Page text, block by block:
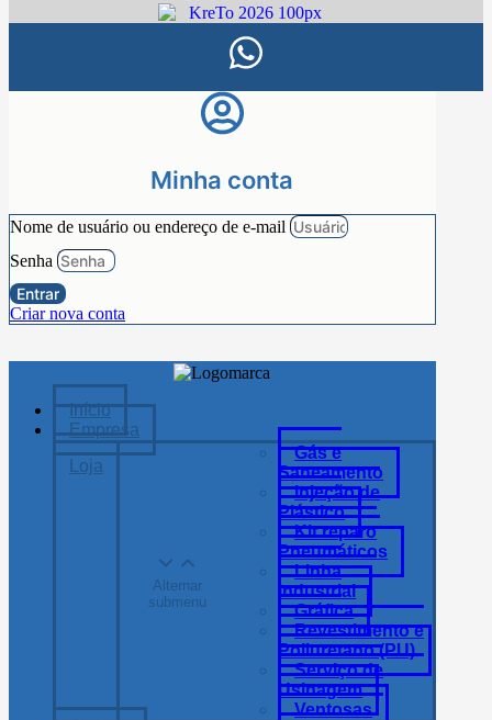
Minha conta
Nome de usuário ou endereço de e-mail
Senha
Entrar
Criar nova conta
Início
Empresa
Loja
Alternar
submenu
Gás e
Saneamento
Injeção de
Plástico
Kit reparo
Pneumáticos
Linha
Industrial
Gráfica
Revestimento e
Poliuretano (PU)
Serviço de
Usinagem
Ventosas